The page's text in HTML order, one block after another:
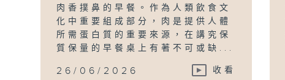
肉香撲鼻的早餐。作為人類飲食文
化中重要組成部分，肉是提供人體
所需蛋白質的重要來源，在講究保
質保量的早餐桌上有著不可或缺...
26/06/2026 收看